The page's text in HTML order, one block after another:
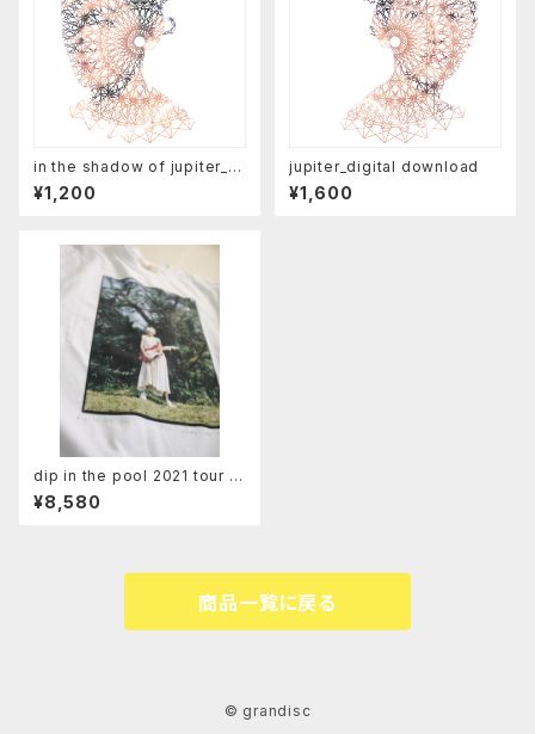
in the shadow of jupiter_di
gital download
¥1,200
jupiter_digital download
¥1,600
dip in the pool 2021 tour T
- shirt
¥8,580
商品一覧に戻る
© grandisc